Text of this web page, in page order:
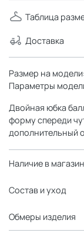
Таблица
Доставка
Размер на
Параметры
Двойная юбка
форму спереди
дополнительный
незаметную
асимметрии и
Наличие в
Состав и уход
Обмеры изделия